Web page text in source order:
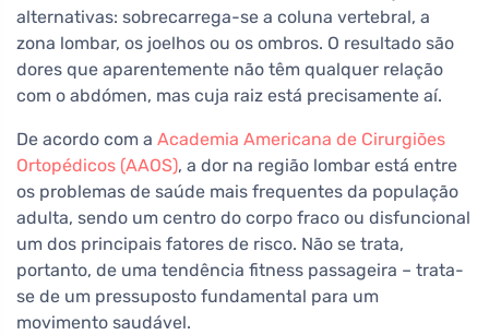
alternativas: sobrecarrega-se a coluna vertebral, a
zona lombar, os joelhos ou os ombros. O resultado são
dores que aparentemente não têm qualquer relação
com o abdómen, mas cuja raiz está precisamente aí.
De acordo com a Academia Americana de Cirurgiões
Ortopédicos (AAOS), a dor na região lombar está entre
os problemas de saúde mais frequentes da população
adulta, sendo um centro do corpo fraco ou disfuncional
um dos principais fatores de risco. Não se trata,
portanto, de uma tendência fitness passageira – trata-
se de um pressuposto fundamental para um
movimento saudável.